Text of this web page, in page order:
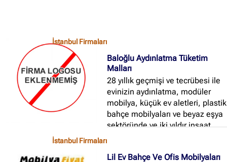
İstanbul Firmaları
Baloğlu Aydınlatma Tüketim
Malları
28 yıllık geçmişi ve tecrübesi ile
evinizin aydınlatma, modüler
mobilya, küçük ev aletleri, plastik
bahçe mobilyaları ve beyaz eşya
sektöründe ve iki yıldır inşaat
standart yatak, battaniye,
İstanbul Firmaları
Lil Ev Bahçe Ve Ofis Mobilyaları